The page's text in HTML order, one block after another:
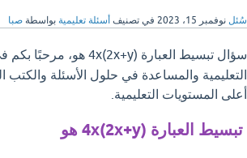
سُئل نوفمبر 15، 2023 في تصنيف أسئلة تعليمية بواسطة صبا
سؤال تبسيط العبارة 4x(2x+y) هو، مرحبًا بكم في
التعليمية والمساعدة في حلول الأسئلة
أعلى المستويات التعليمية.
تبسيط العبارة 4x(2x+y) هو